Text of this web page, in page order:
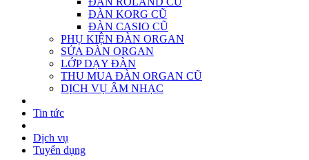
ĐÀN KORG CŨ
ĐÀN CASIO CŨ
PHỤ KIỆN ĐÀN ORGAN
SỬA ĐÀN ORGAN
LỚP DẠY ĐÀN
THU MUA ĐÀN ORGAN CŨ
DỊCH VỤ ÂM NHẠC
Tin tức
Dịch vụ
Tuyển dụng